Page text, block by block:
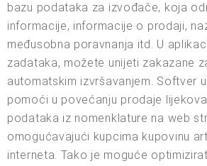
bazu podataka za izvođače, koja
informacije, informacije o prodaji,
međusobna poravnanja itd. U
zadataka, možete unijeti zakazane
automatskim izvršavanjem. Softver
pomoći u povećanju prodaje
podataka iz nomenklature na web
omogućavajući kupcima kupovinu
interneta. Tako je moguće